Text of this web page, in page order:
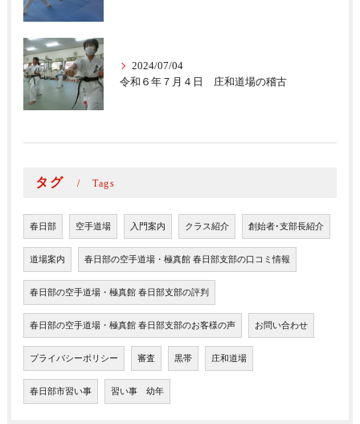
2024/07/04
令和６年７月４日 庄和道場の稽古
タグ Tags
春日部 空手道場 入門案内 クラス紹介 創始者･支部長紹介
道場案内 春日部の空手道場・極真館 春日部支部の口コミ情報
春日部の空手道場・極真館 春日部支部の評判
春日部の空手道場・極真館 春日部支部のお客様の声 お問い合わせ
プライバシーポリシー 審査 黒帯 庄和道場
春日部市習い事 習い事 幼年